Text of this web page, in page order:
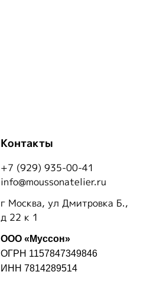
Контакты
+7 (929) 935-00-41
info@moussonatelier.ru
г Москва, ул Дмитровка Б.,
д 22 к 1
ООО «Муссон»
ОГРН 1157847349846
ИНН 7814289514